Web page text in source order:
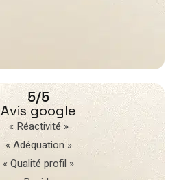
5/5
Avis google
« Réactivité »
« Adéquation »
« Qualité profil »